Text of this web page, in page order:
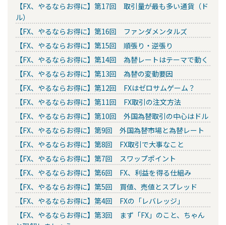
【FX、やるならお得に】第17回 取引量が最も多い通貨（ド
ル）
【FX、やるならお得に】第16回 ファンダメンタルズ
【FX、やるならお得に】第15回 順張り・逆張り
【FX、やるならお得に】第14回 為替レートはテーマで動く
【FX、やるならお得に】第13回 為替の変動要因
【FX、やるならお得に】第12回 FXはゼロサムゲーム？
【FX、やるならお得に】第11回 FX取引の注文方法
【FX、やるならお得に】第10回 外国為替取引の中心はドル
【FX、やるならお得に】第9回 外国為替市場と為替レート
【FX、やるならお得に】第8回 FX取引で大事なこと
【FX、やるならお得に】第7回 スワップポイント
【FX、やるならお得に】第6回 FX、利益を得る仕組み
【FX、やるならお得に】第5回 買値、売値とスプレッド
【FX、やるならお得に】第4回 FXの「レバレッジ」
【FX、やるならお得に】第3回 まず「FX」のこと、ちゃん